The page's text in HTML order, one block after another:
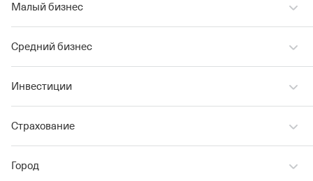
Малый бизнес
Средний бизнес
Инвестиции
Страхование
Город